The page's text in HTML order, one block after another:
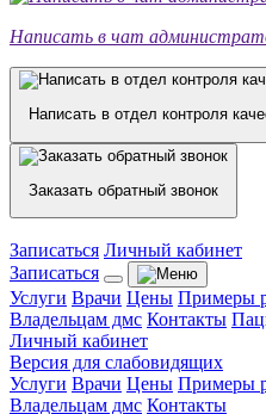
Написать в чат
Написать в отдел контроля
Заказать обратный звонок
Записаться Личный кабинет
Записаться
Услуги Врачи Цены Примеры
Владельцам дмс Контакты
Личный кабинет
Версия для слабовидящих
Услуги Врачи Цены Примеры
Владельцам дмс Контакты